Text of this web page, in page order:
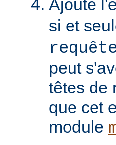
Ajoute
si et
peut
têtes de
que cet
module